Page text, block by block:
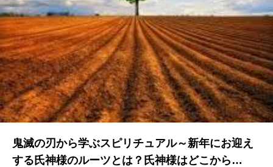
鬼滅の刃から学ぶスピリチュアル～新年にお迎え
する氏神様のルーツとは？氏神様はどこから…